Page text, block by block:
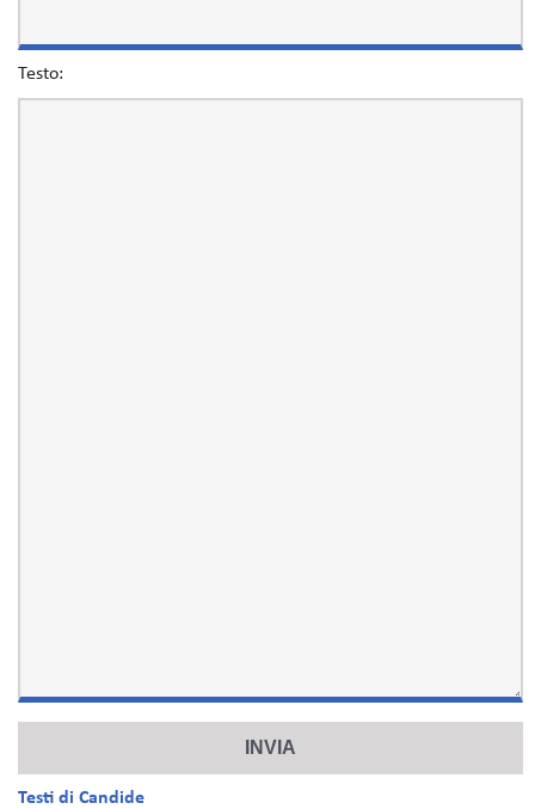
Testo:
Testi di Candide